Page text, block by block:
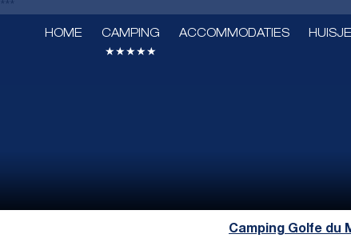
HOME
CAMPING
★★★★★
ACCOMMODATIES
Camping Golfe du